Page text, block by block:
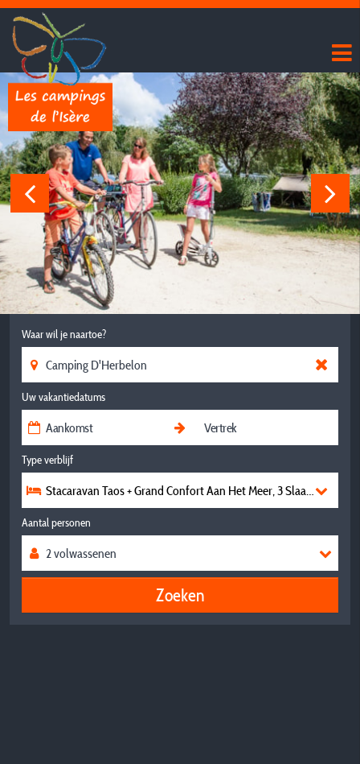
Waar wil je naartoe?
Uw vakantiedatums
Type verblijf
Stacaravan Taos + Grand Confort Aan Het Meer, 3 Slaapkamers,
Aantal personen
Zoeken